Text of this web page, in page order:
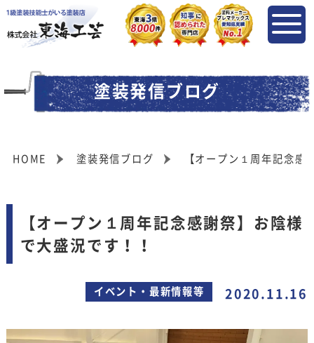
塗装発信ブログ
HOME 塗装発信ブログ 【オープン１周年記念感
【オープン１周年記念感謝祭】お陰様
で大盛況です！！
イベント・最新情報等 2020.11.16